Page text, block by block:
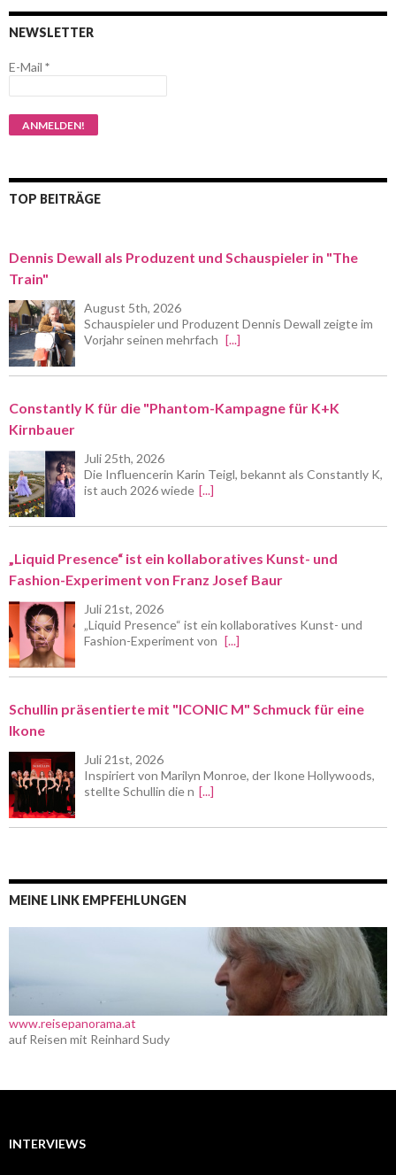
NEWSLETTER
E-Mail *
TOP BEITRÄGE
Dennis Dewall als Produzent und Schauspieler in "The
Train"
August 5th, 2026
Schauspieler und Produzent Dennis Dewall zeigte im
Vorjahr seinen mehrfach [...]
Constantly K für die "Phantom-Kampagne für K+K
Kirnbauer
Juli 25th, 2026
Die Influencerin Karin Teigl, bekannt als Constantly K,
ist auch 2026 wiede [...]
„Liquid Presence“ ist ein kollaboratives Kunst- und
Fashion-Experiment von Franz Josef Baur
Juli 21st, 2026
„Liquid Presence“ ist ein kollaboratives Kunst- und
Fashion-Experiment von [...]
Schullin präsentierte mit "ICONIC M" Schmuck für eine
Ikone
Juli 21st, 2026
Inspiriert von Marilyn Monroe, der Ikone Hollywoods,
stellte Schullin die n [...]
MEINE LINK EMPFEHLUNGEN
www.reisepanorama.at
auf Reisen mit Reinhard Sudy
INTERVIEWS